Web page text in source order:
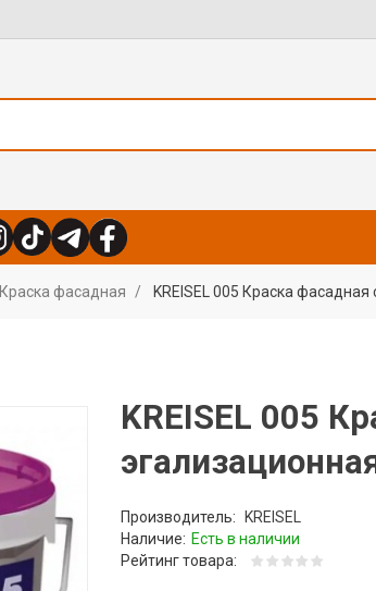
Краска фасадная KREISEL 005 Краска
KREISEL 005
Производитель:
KREISEL
Наличие: Есть в наличии
Рейтинг товара: